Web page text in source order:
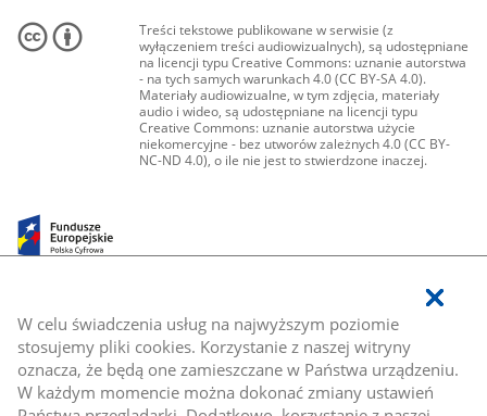
W celu świadczenia usług na najwyższym poziomie
stosujemy pliki cookies. Korzystanie z naszej witryny
oznacza, że będą one zamieszczane w Państwa urządzeniu.
W każdym momencie można dokonać zmiany ustawień
Treści tekstowe publikowane w serwisie (z
wyłączeniem treści audiowizualnych), są udostępniane
na licencji typu Creative Commons: uznanie autorstwa
- na tych samych warunkach 4.0 (CC BY-SA 4.0).
Materiały audiowizualne, w tym zdjęcia, materiały
audio i wideo, są udostępniane na licencji typu
Creative Commons: uznanie autorstwa użycie
niekomercyjne - bez utworów zależnych 4.0 (CC BY-
NC-ND 4.0), o ile nie jest to stwierdzone inaczej.